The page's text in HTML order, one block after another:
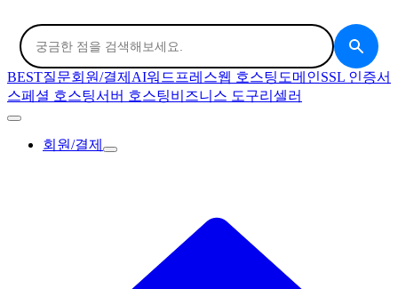
BEST질문회원/결제 AI워드프레스웹 호스팅 도메인SSL 인증서
스페셜 호스팅서버 호스팅비즈니스 도구리셀러
회원/결제